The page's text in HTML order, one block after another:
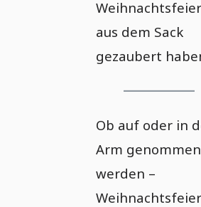
Weihnachtsfeier
aus dem Sack
gezaubert
Ob auf oder in
Arm genommen
werden –